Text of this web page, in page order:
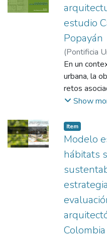
estudio
Popayán
(Pontificia
Oviedo
Fabián
Alina
En un
urbana, la
retos
una
del
enfoque de
estudio
republicana
resultado
criterios de
Show
Item
Modelo
hábitats
Colombia